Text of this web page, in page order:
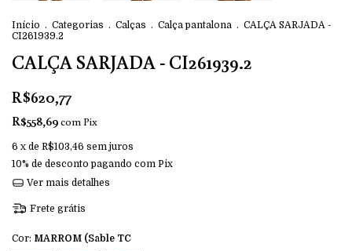
Início . Categorias . Calças . Calça pantalona . CALÇA SARJADA -
CI261939.2
CALÇA SARJADA - CI261939.2
R$620,77
R$558,69comPix
6 x de R$103,46 sem juros
10% de desconto pagando com Pix
Ver mais detalhes
Frete grátis
Cor: MARROM (Sable TC